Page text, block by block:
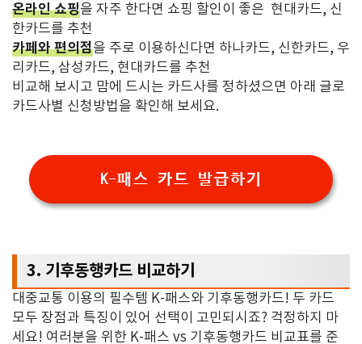
온라인 쇼핑을 자주 한다면 쇼핑 할인이 좋은 현대카드, 신
한카드를 추천
카페와 편의점을 주로 이용하신다면 하나카드, 신한카드, 우
리카드, 삼성카드, 현대카드를 추천
비교해 보시고 맘에 드시는 카드사를 정하셨으면 아래 글로
카드사별 신청방법을 확인해 보세요.
K-패스 카드 발급하기
3. 기후동행카드 비교하기
대중교통 이용의 필수템 K-패스와 기후동행카드! 두 카드
모두 장점과 특징이 있어 선택이 고민되시죠? 걱정하지 마
세요! 여러분을 위한 K-패스 vs 기후동행카드 비교표를 준